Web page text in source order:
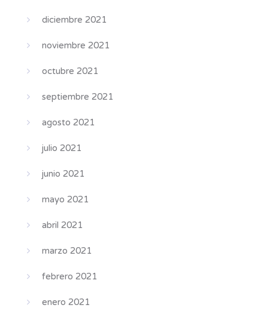
diciembre 2021
noviembre 2021
octubre 2021
septiembre 2021
agosto 2021
julio 2021
junio 2021
mayo 2021
abril 2021
marzo 2021
febrero 2021
enero 2021